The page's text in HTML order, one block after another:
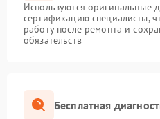
Используются оригинальные
сертификацию специалисты,
работу после ремонта и
обязательств
Бесплатная